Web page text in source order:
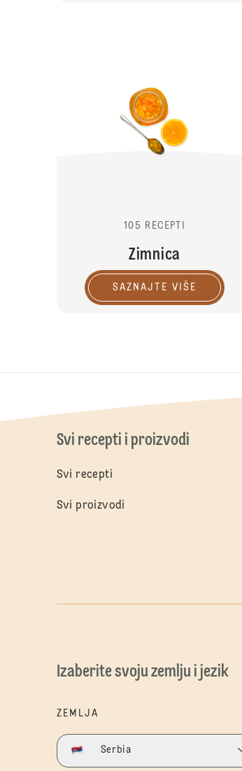
105 RECEPTI
Zimnica
SAZNAJTE VIŠE
Svi recepti i proizvodi
Svi recepti
Svi proizvodi
Izaberite svoju zemlju i jezik
ZEMLJA
Serbia